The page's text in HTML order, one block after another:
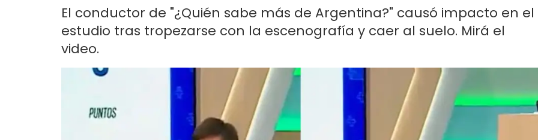
El conductor de "¿Quién sabe más de Argentina?" causó impacto en el
estudio tras tropezarse con la escenografía y caer al suelo. Mirá el
video.